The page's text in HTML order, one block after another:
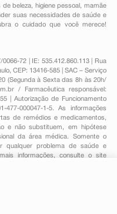
de beleza, higiene pessoal ,mamãe
suas necessidades de saúde e
o cuidado que você merece!
72 | IE: 535.412.860.113 | Rua
CEP: 13416-585 | SAC – Serviço
(Segunda à Sexta das 8h às 20h/
/ Farmacêutica responsável:
| Autorização de Funcionamento
477-000047-1-5. As informações
de remédios e medicamentos,
e não substituem, em hipótese
da área médica. Somente o
qualquer problema de saúde e
informações, consulte o site